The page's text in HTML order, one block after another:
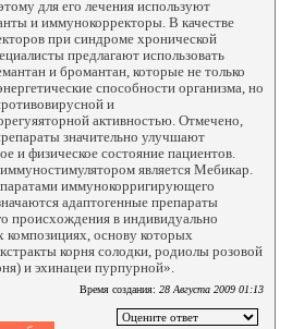
для его лечения используют
и иммунокорректоры. В качестве
при синдроме хронической
предлагают использовать
и бромантан, которые не только
способности организма, но
и
активностью. Отмечено,
значительно улучшают
и физическое состояние пациентов.
является Мебикар.
иммунокорригирующего
адаптогенные препараты
происхождения в индивидуально
основу которых
корня солодки, родиолы розовой
и эхинацеи пурпурной».
Время создания: 28 Августа 2009 01:13